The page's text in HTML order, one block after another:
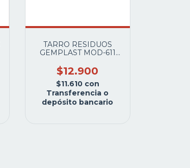
TARRO RESIDUOS
GEMPLAST MOD-611
$12.900
$11.610 con
Transferencia o
depósito bancario